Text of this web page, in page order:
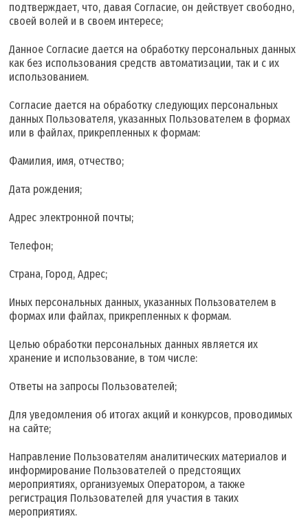
подтверждает, что, давая Согласие, он действует свободно,
своей волей и в своем интересе;
Данное Согласие дается на обработку персональных данных
как без использования средств автоматизации, так и с их
использованием.
Согласие дается на обработку следующих персональных
данных Пользователя, указанных Пользователем в формах
или в файлах, прикрепленных к формам:
Фамилия, имя, отчество;
Дата рождения;
Адрес электронной почты;
Телефон;
Страна, Город, Адрес;
Иных персональных данных, указанных Пользователем в
формах или файлах, прикрепленных к формам.
Целью обработки персональных данных является их
хранение и использование, в том числе:
Ответы на запросы Пользователей;
Для уведомления об итогах акций и конкурсов, проводимых
на сайте;
Направление Пользователям аналитических материалов и
информирование Пользователей о предстоящих
мероприятиях, организуемых Оператором, а также
регистрация Пользователей для участия в таких
мероприятиях.